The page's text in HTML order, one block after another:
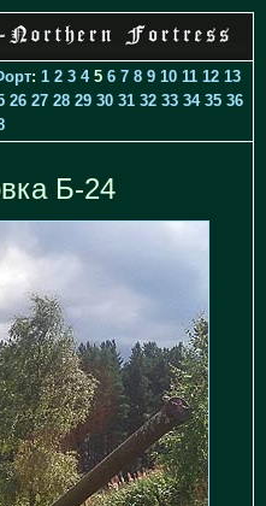
: 1 2 3 45 6 7 8 9 10 11 12 13
26 27 28 29 30 31 32 33 34 35 36
Б-24